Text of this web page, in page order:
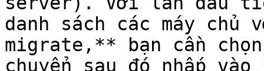
danh sách các máy
migrate,** bạn cần chọn
chuyển sau đó nhấp